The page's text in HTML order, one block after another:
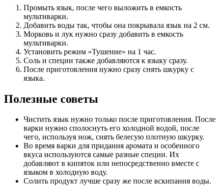
Промыть язык, после чего выложить в емкость
мультиварки.
Добавить воды так, чтобы она покрывала язык на 2 см.
Морковь и лук нужно сразу добавить в емкость
мультиварки.
Установить режим «Тушение» на 1 час.
Соль и специи также добавляются к языку сразу.
После приготовления нужно сразу снять шкурку с
языка.
Полезные советы
Чистить язык нужно только после приготовления. После
варки нужно сполоснуть его холодной водой, после
чего, используя нож, снять белесую плотную шкурку.
Во время варки для придания аромата и особенного
вкуса используются самые разные специи. Их
добавляют в кипяток или непосредственно вместе с
языком в холодную воду.
Солить продукт лучше сразу же после вскипания воды.